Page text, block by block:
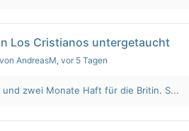
Los Cristianos untergetaucht
AndreasM, vor 5 Tagen
und zwei Monate Haft für die Britin. S...